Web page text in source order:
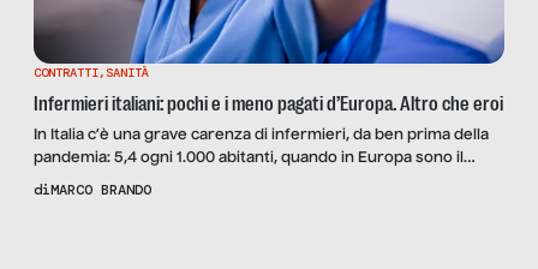
CONTRATTI, SANITÀ
Infermieri italiani: pochi e i meno pagati d’Europa. Altro che eroi
In Italia c’è una grave carenza di infermieri, da ben prima della
pandemia: 5,4 ogni 1.000 abitanti, quando in Europa sono il
doppio. Scopriamone i motivi.
diMARCO BRANDO